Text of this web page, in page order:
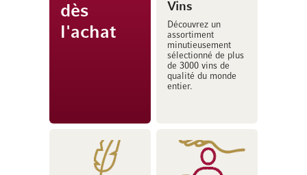
dès
l'achat
Vins
Découvrez un
assortiment
minutieusement
sélectionné de plus
de 3000 vins de
qualité du monde
entier.